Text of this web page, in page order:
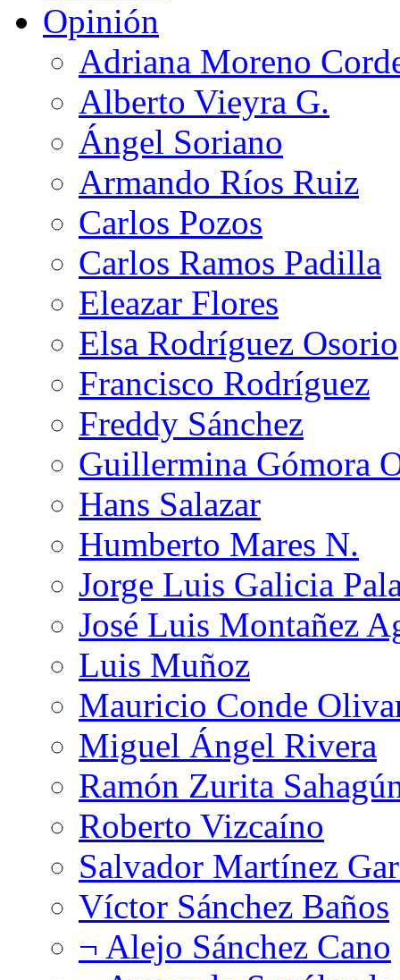
Opinión
Adriana Moreno
Alberto Vieyra G.
Ángel Soriano
Armando Ríos Ruiz
Carlos Pozos
Carlos Ramos Padilla
Eleazar Flores
Elsa Rodríguez Osorio
Francisco Rodríguez
Freddy Sánchez
Guillermina Gómora
Hans Salazar
Humberto Mares N.
Jorge Luis Galicia
José Luis Montañez
Luis Muñoz
Mauricio Conde
Miguel Ángel Rivera
Ramón Zurita
Roberto Vizcaíno
Salvador Martínez
Víctor Sánchez Baños
¬ Alejo Sánchez Cano